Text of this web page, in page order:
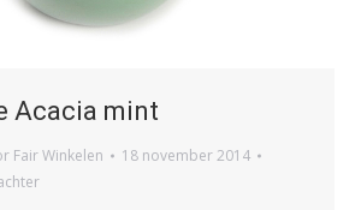
Acacia mint
Fair Winkelen
18 november 2014